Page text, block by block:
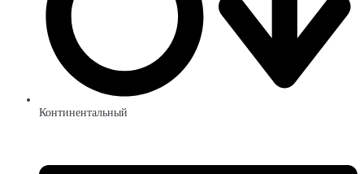
Континентальный